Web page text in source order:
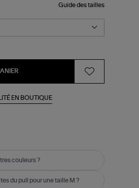
Guide des tailles
EN BOUTIQUE
couleurs ?
du pull pour une taille M ?